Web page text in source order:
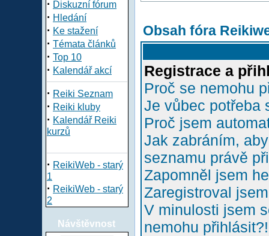
· Diskuzní fórum
· Hledání
· Ke stažení
· Témata článků
· Top 10
· Kalendář akcí
· Reiki Seznam
· Reiki kluby
· Kalendář Reiki
kurzů
· ReikiWeb - starý
1
· ReikiWeb - starý
2
Návštěvnost
Obsah fóra
Registrace a
Proč se nemohu
Je vůbec potřeba
Proč jsem
Jak zabráním,
seznamu právě
Zapomněl jsem
Zaregistroval
V minulosti jsem
nemohu přihlásit?!